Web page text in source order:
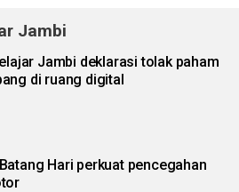
Jambi
Jambi deklarasi tolak paham
di ruang digital
Hari perkuat pencegahan